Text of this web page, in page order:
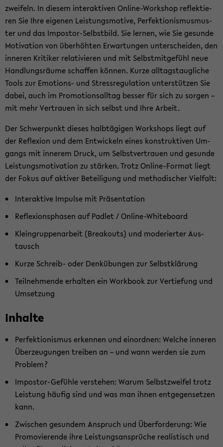
zwei­feln. In die­sem in­ter­ak­ti­ven Online-​Workshop re­flek­tie­
ren Sie Ihre ei­ge­nen Leis­tungs­mo­ti­ve, Per­fek­tio­nis­mus­mus­
ter und das Impostor-​Selbstbild. Sie ler­nen, wie Sie ge­sun­de
Mo­ti­va­ti­on von über­höh­ten Er­war­tun­gen un­ter­schei­den, den
in­ne­ren Kri­ti­ker re­la­ti­vie­ren und mit Selbst­mit­ge­fühl neue
Hand­lungs­räu­me schaf­fen kön­nen. Kurze all­tags­taug­li­che
Tools zur Emotions-​ und Stress­re­gu­la­ti­on un­ter­stüt­zen Sie
dabei, auch im Pro­mo­ti­ons­all­tag bes­ser für sich zu sor­gen –
mit mehr Ver­trau­en in sich selbst und Ihre Ar­beit.
Der Schwer­punkt die­ses halb­tä­gi­gen Work­shops liegt auf
der Re­fle­xi­on und dem Ent­wi­ckeln eines kon­struk­ti­ven Um­
gangs mit in­ne­rem Druck, um Selbst­ver­trau­en und ge­sun­de
Leis­tungs­mo­ti­va­ti­on zu stär­ken. Trotz Online-​Format liegt
der Fokus auf ak­ti­ver Be­tei­li­gung und me­tho­di­scher Viel­falt:
In­ter­ak­ti­ve Im­pul­se mit Prä­sen­ta­ti­on
Re­fle­xi­ons­pha­sen auf Pad­let / Online-​Whiteboard
Klein­grup­pen­ar­beit (Brea­kouts) und mo­de­rier­ter Aus­
tausch
Kurze Schreib-​ oder Denk­übun­gen zur Selbst­klä­rung
Teil­neh­men­de er­hal­ten ein Work­book zur Ver­tie­fung und
Um­set­zung
In­hal­te
Per­fek­tio­nis­mus er­ken­nen und ein­ord­nen: Wel­che in­ne­ren
Über­zeu­gun­gen trei­ben an – und wann wer­den sie zum
Pro­blem?
Impostor-​Gefühle ver­ste­hen: Warum Selbst­zwei­fel trotz
Leis­tung häu­fig sind und was man ihnen ent­ge­gen­set­zen
kann.
Zwi­schen ge­sun­dem An­spruch und Über­for­de­rung: Wie
Pro­mo­vie­ren­de ihre Leis­tungs­an­sprü­che rea­lis­tisch und